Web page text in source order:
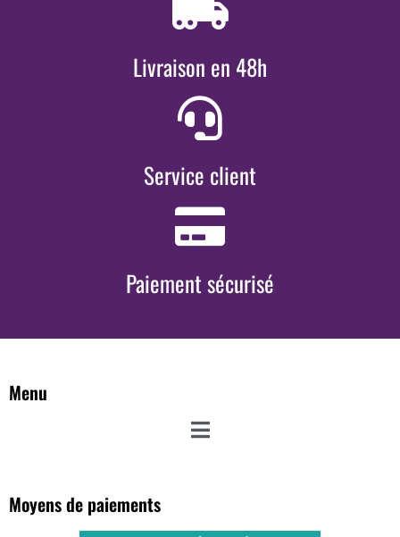
Livraison en 48h
Service client
Paiement sécurisé
Menu
Moyens de paiements